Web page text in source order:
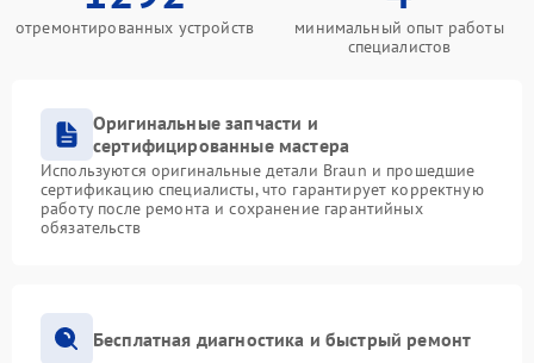
отремонтированных устройств
минимальный опыт работы
специалистов
Оригинальные запчасти и
сертифицированные мастера
Используются оригинальные детали Braun и прошедшие
сертификацию специалисты, что гарантирует корректную
работу после ремонта и сохранение гарантийных
обязательств
Бесплатная диагностика и быстрый ремонт